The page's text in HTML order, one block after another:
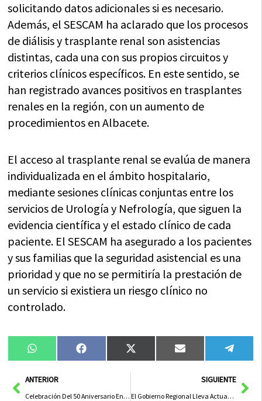
solicitando datos adicionales si es necesario.
Además, el SESCAM ha aclarado que los procesos
de diálisis y trasplante renal son asistencias
distintas, cada una con sus propios circuitos y
criterios clínicos específicos. En este sentido, se
han registrado avances positivos en trasplantes
renales en la región, con un aumento de
procedimientos en Albacete.
El acceso al trasplante renal se evalúa de manera
individualizada en el ámbito hospitalario,
mediante sesiones clínicas conjuntas entre los
servicios de Urología y Nefrología, que siguen la
evidencia científica y el estado clínico de cada
paciente. El SESCAM ha asegurado a los pacientes
y sus familias que la seguridad asistencial es una
prioridad y que no se permitiría la prestación de
un servicio si existiera un riesgo clínico no
controlado.
Compartir
en
WhatsAppCompartir
en
FacebookCompartir
en
X
(Twitter)
Compartir
en
Email
en
AntANTERIOR
Celebración Del 50 Aniversario En La Casa Perona
SIGUIENTE
El Gobierno Regional Lleva Actuaciones Navideñas a Pueblos de Toledo